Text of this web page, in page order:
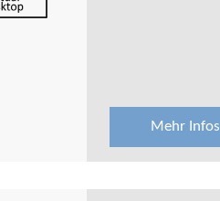
Mehr Infos